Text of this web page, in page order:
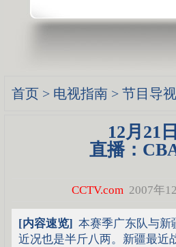
首页 > 电视指南 > 节目导视
12月21
直播：
CCTV.com 2007年
[内容速览] 本赛季广东队与新
近况也是半斤八两。新疆最近